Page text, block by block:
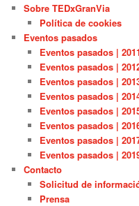
Sobre TEDxGranVia
Política de cookies
Eventos pasados
Eventos pasados | 2011
Eventos pasados |
Eventos pasados |
Eventos pasados |
Eventos pasados |
Eventos pasados |
Eventos pasados |
Eventos pasados |
Contacto
Solicitud de
Prensa